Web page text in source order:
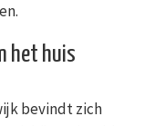
het huis
bevindt zich